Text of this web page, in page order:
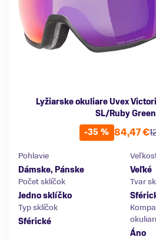
Lyžiarske okuliare Uvex
SL/Ruby
-35 % 84,47 €
Pohlavie
Dámske, Pánske
Veľké
Počet sklíčok
Jedno sklíčko
Tvar
Typ sklíčok
Sférické
Áno